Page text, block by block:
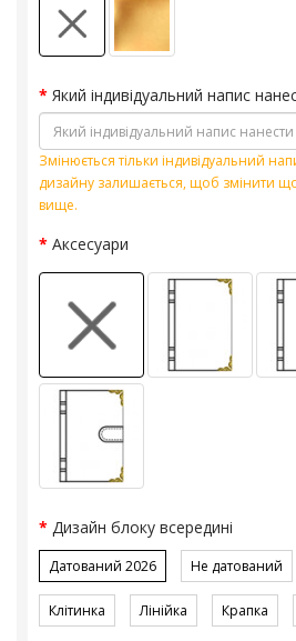
Який індивідуальний напис
Змінюється тільки індивідуальний
дизайну залишається, щоб змінити
вище.
Аксесуари
Дизайн блоку всередині
Датований 2026 Не датований
Клітинка Лінійка Крапка